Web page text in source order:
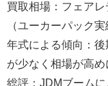
買取相場：フェア
（ユーカーパック実
年式による傾向：
が少なく相場が高
総評：JDMブームに